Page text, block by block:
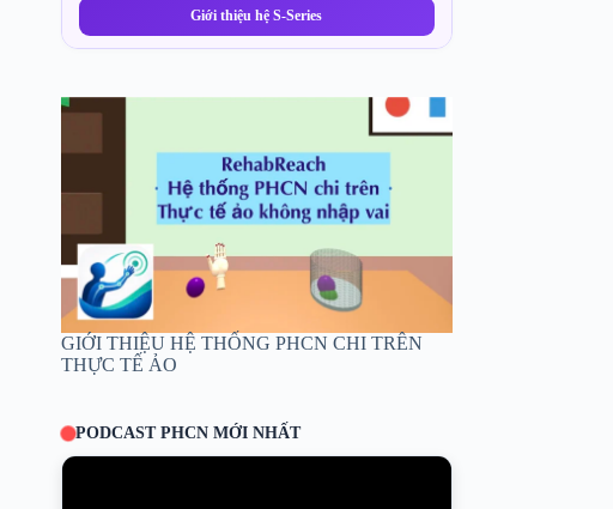
Giới thiệu hệ S-Series
GIỚI THIỆU HỆ THỐNG PHCN CHI TRÊN
THỰC TẾ ẢO
PODCAST PHCN MỚI NHẤT